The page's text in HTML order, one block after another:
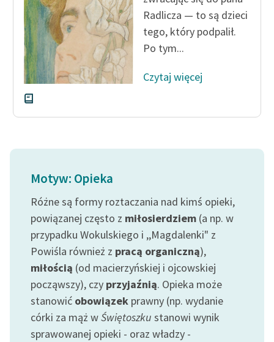
niepełnosprawnościami
E-kolekcja lektur
szkolnych i literatury do
słuchania dla uczennic i
uczniów z
niepełnosprawnościami
Feministyczne inspiracje.
feministycznej
Ręce pełne poezji
Kolekcje edukacyjne
twórców przechodzących
do domeny publicznej,
lektur szkolnych oraz
Starego Testamentu
Odkurzamy bohaterów
Szkoła Poezji Wolnych
Radlicza — to są dzieci
tego, który podpalił.
Po tym...
Czytaj więcej
Motyw: Opieka
Różne są formy roztaczania nad kimś opieki,
powiązanej często z miłosierdziem (a np. w
przypadku Wokulskiego i ,,Magdalenki" z
Powiśla również z pracą organiczną),
miłością (od macierzyńskiej i ojcowskiej
począwszy), czy przyjaźnią. Opieka może
stanowić obowiązek prawny (np. wydanie
córki za mąż wŚwiętoszku stanowi wynik
sprawowanej opieki - oraz władzy -